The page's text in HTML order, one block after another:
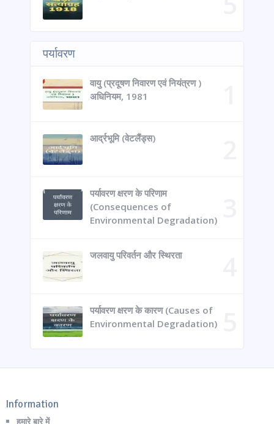
पर्यावरण
वायु (प्रदूषण निवारण एवं नियंत्रण )
अधिनियम, 1981
आर्द्रभूमि (वेटलैंड्स)
पर्यावरण क्षरण के परिणाम
(Consequences of
Environmental Degradation)
जलवायु परिवर्तन और स्थिरता
पर्यावरण क्षरण के कारण (Causes of
Environmental Degradation)
Information
हमारे बारे में